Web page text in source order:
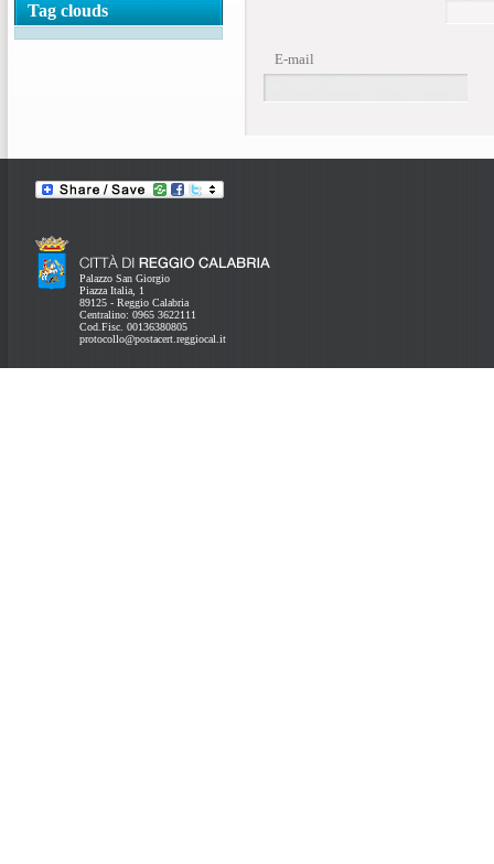
Tag clouds
E-mail
Palazzo San Giorgio
Piazza Italia, 1
89125 - Reggio Calabria
Centralino: 0965 3622111
Cod.Fisc. 00136380805
protocollo@postacert.reggiocal.it